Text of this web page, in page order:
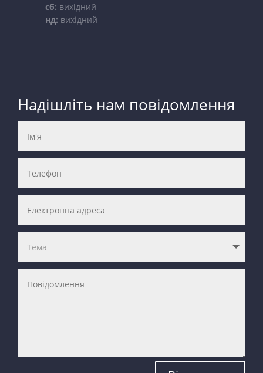
сб: вихідний
нд: вихідний
Надішліть нам повідомлення